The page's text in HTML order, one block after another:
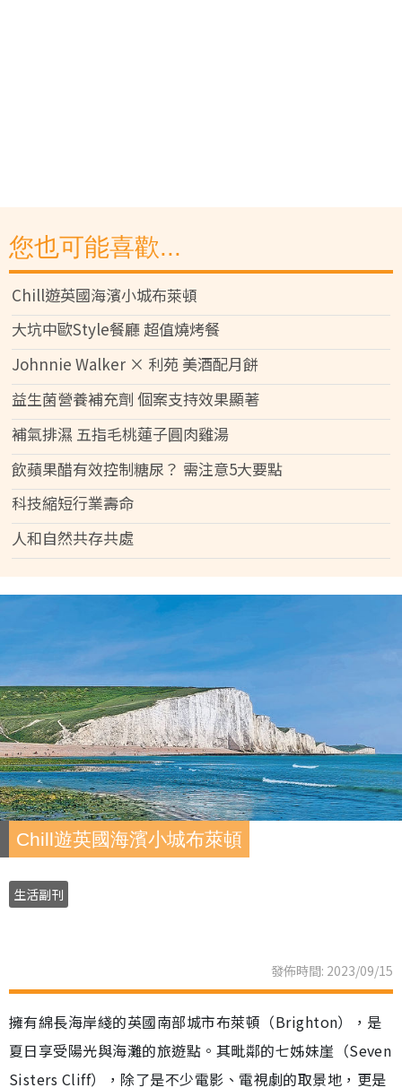
您也可能喜歡...
Chill遊英國海濱小城布萊頓
大坑中歐Style餐廳 超值燒烤餐
Johnnie Walker × 利苑 美酒配月餅
益生菌營養補充劑 個案支持效果顯著
補氣排濕 五指毛桃蓮子圓肉雞湯
飲蘋果醋有效控制糖尿？ 需注意5大要點
科技縮短行業壽命
人和自然共存共處
Chill遊英國海濱小城布萊頓
生活副刊
發佈時間: 2023/09/15
擁有綿長海岸綫的英國南部城市布萊頓（Brighton），是
夏日享受陽光與海灘的旅遊點。其毗鄰的七姊妹崖（Seven
Sisters Cliff），除了是不少電影、電視劇的取景地，更是